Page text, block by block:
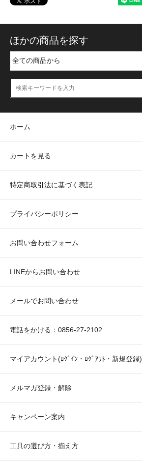
ほかの商品を探す
ホーム
カートを見る
特定商取引法に基づく表記
プライバシーポリシー
お問い合わせフォーム
LINEからお問い合わせ
メールでお問い合わせ
電話をかける：0856-27-2102
マイアカウント(ﾛｸﾞｲﾝ・ﾛｸﾞｱｳﾄ・新規登録)
メルマガ登録・解除
キャンペーン案内
工具の選び方・揃え方